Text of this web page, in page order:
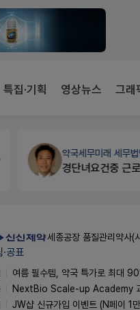
특집·기획 영상뉴스 그래
약국세무미래 세무법
세종공장 품질관리약사(
·공표
여름 필수템, 약국 특가로 최대
NextBio Scale-up Academy
JW샵 신규가입 이벤트 (N페이 1